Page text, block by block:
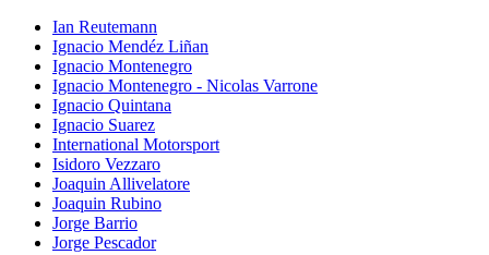
Ian Reutemann
Ignacio Mendéz Liñan
Ignacio Montenegro
Ignacio Montenegro - Nicolas Varrone
Ignacio Quintana
Ignacio Suarez
International Motorsport
Isidoro Vezzaro
Joaquin Allivelatore
Joaquin Rubino
Jorge Barrio
Jorge Pescador